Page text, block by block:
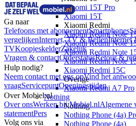
Xiaomi 15T Pro
Xiaomi 15T
Xiaomi Redmi
Xiaomi Redmi Note
Xiaomi Redmi Note
Xiaomi Redmi Note
Xiaomi Redmi Note
Xiaomi Redmi 15C
Overige
Xiaomi Redmi A7 Pro
Nothing
Nothing
Nothing Phone (4a)
Nothing Phone (4a)
Ga naar
Telefoons met abonnementSmartphones
vergelijkenInternet, TV & BellenInternet
TVKoopjeskelderZakelijk
Vragen & contactOrderstatusRetour &
Hulp nodig?
Neem contact met ons opVind het
vraagServicepuntOpeningstijden
Over Mobiel.nl
Over onsWerken bij Mobiel.nlAlgemene
statementPers
Volg ons via